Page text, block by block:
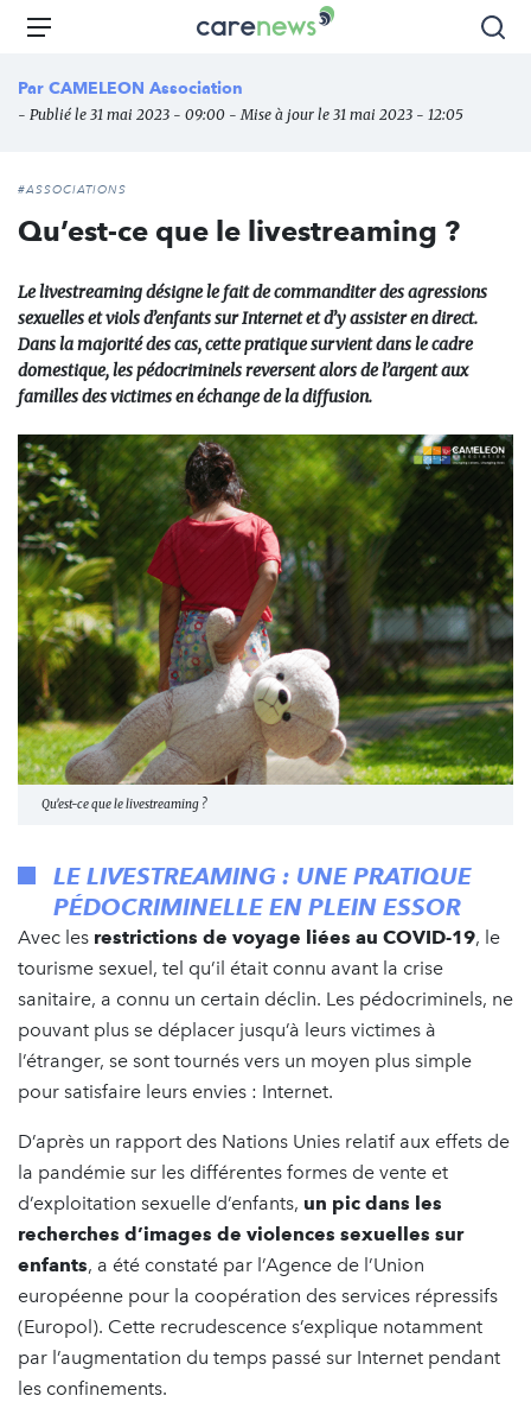
Aller
principal
Carenews,
média
des
Menu
Par CAMELEON Association
- Publié le 31 mai 2023 - 09:00 - Mise à jour le 31 mai 2023 - 12:05
#ASSOCIATIONS
Qu’est-ce que le livestreaming ?
Le livestreaming désigne le fait de commanditer des agressions
sexuelles et viols d’enfants sur Internet et d’y assister en direct.
Dans la majorité des cas, cette pratique survient dans le cadre
domestique, les pédocriminels reversent alors de l’argent aux
familles des victimes en échange de la diffusion.
Qu'est-ce que le livestreaming ?
LE LIVESTREAMING : UNE PRATIQUE
PÉDOCRIMINELLE EN PLEIN ESSOR
Avec les restrictions de voyage liées au COVID-19, le
tourisme sexuel, tel qu’il était connu avant la crise
sanitaire, a connu un certain déclin. Les pédocriminels, ne
pouvant plus se déplacer jusqu’à leurs victimes à
l’étranger, se sont tournés vers un moyen plus simple
pour satisfaire leurs envies : Internet.
D’après un rapport des Nations Unies relatif aux effets de
la pandémie sur les différentes formes de vente et
d’exploitation sexuelle d’enfants, un pic dans les
recherches d’images de violences sexuelles sur
enfants, a été constaté par l’Agence de l’Union
européenne pour la coopération des services répressifs
(Europol). Cette recrudescence s’explique notamment
par l’augmentation du temps passé sur Internet pendant
les confinements.